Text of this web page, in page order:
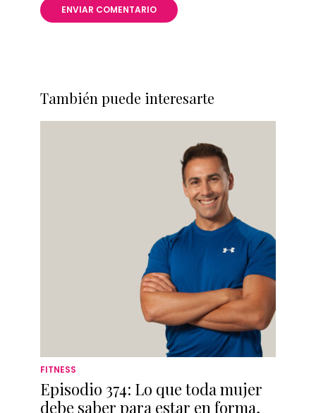
También puede interesarte
FITNESS
Episodio 374: Lo que toda mujer
debe saber para estar en forma,